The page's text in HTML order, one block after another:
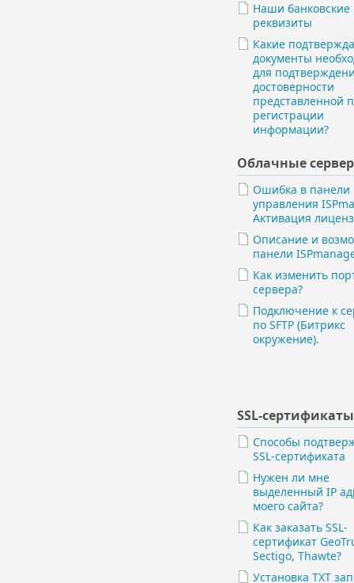
Наши банковские
реквизиты
Какие
документы
для
достоверности
представленной
регистрации
информации?
Облачные
Ошибка в панели
управления
Активация
Описание и
панели
Как изменить
сервера?
Подключение к
по SFTP (Битрикс
окружение).
SSL-сертификаты
Способы
SSL-сертификата
Нужен ли мне
выделенный IP
моего сайта?
Как заказать SSL-
сертификат
Sectigo, Thawte?
Установка TXT